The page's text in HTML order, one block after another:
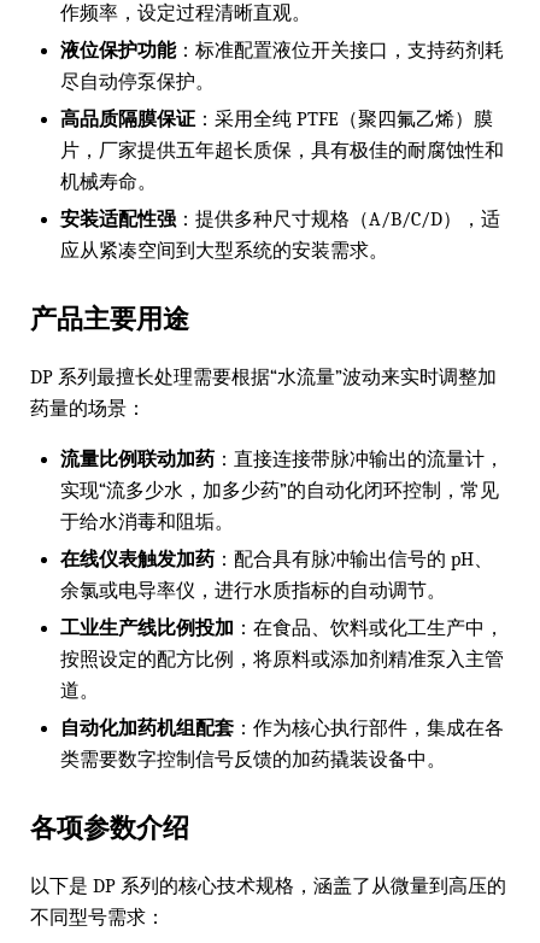
作频率，设定过程清晰直观。
液位保护功能：标准配置液位开关接口，支持药剂耗
尽自动停泵保护。
高品质隔膜保证 ：采用全纯 PTFE（聚四氟乙烯）膜
片，厂家提供五年超长质保，具有极佳的耐腐蚀性和
机械寿命。
安装适配性强 ：提供多种尺寸规格（A/B/C/D），适
应从紧凑空间到大型系统的安装需求。
产品主要用途
DP 系列最擅长处理需要根据“水流量”波动来实时调整加
药量的场景：
流量比例联动加药 ：直接连接带脉冲输出的流量计，
实现“流多少水，加多少药”的自动化闭环控制，常见
于给水消毒和阻垢。
在线仪表触发加药 ：配合具有脉冲输出信号的 pH、
余氯或电导率仪，进行水质指标的自动调节。
工业生产线比例投加 ：在食品、饮料或化工生产中，
按照设定的配方比例，将原料或添加剂精准泵入主管
道。
自动化加药机组配套 ：作为核心执行部件，集成在各
类需要数字控制信号反馈的加药撬装设备中。
各项参数介绍
以下是 DP 系列的核心技术规格，涵盖了从微量到高压的
不同型号需求：